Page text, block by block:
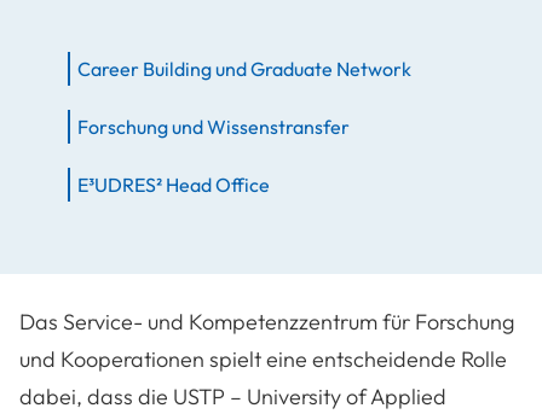
Career Building und Graduate Network
Forschung und Wissenstransfer
E³UDRES² Head Office
Das Service- und Kompetenzzentrum für Forschung
und Kooperationen spielt eine entscheidende Rolle
dabei, dass die USTP – University of Applied